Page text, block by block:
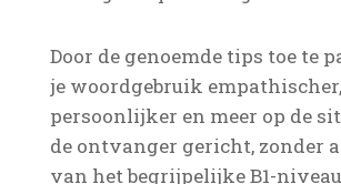
Door de genoemde tips toe te
je woordgebruik empathischer,
persoonlijker en meer op de
de ontvanger gericht, zonder
van het begrijpelijke B1-